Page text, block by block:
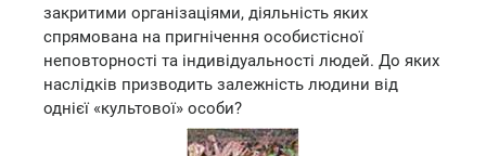
закритими організаціями, діяльність яких
спрямована на пригнічення особистісної
неповторності та індивідуальності людей. До яких
наслідків призводить залежність людини від
однієї «культової» особи?